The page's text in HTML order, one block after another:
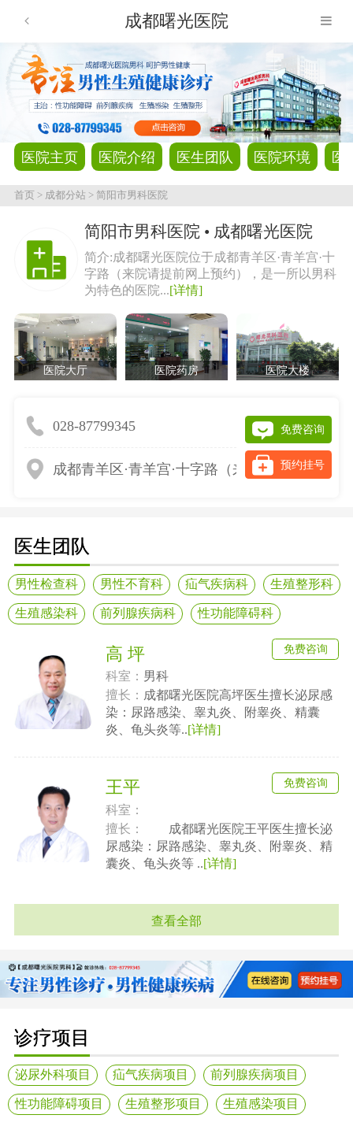
成都曙光医院
医院主页 医院介绍 医生团队 医院环境 医
首页> 成都分站 > 简阳市男科医院
简阳市男科医院 • 成都曙光医院
简介:成都曙光医院位于成都青羊区·青羊宫·十
字路（来院请提前网上预约），是一所以男科
为特色的医院...[详情]
医院大厅 医院药房 医院大楼
028-87799345
成都青羊区·青羊宫·十字路（来院请提前网上预
免费咨询
预约挂号
医生团队
男性检查科 男性不育科 疝气疾病科 生殖整形科
生殖感染科 前列腺疾病科 性功能障碍科
高 坪
科室： 男科
擅长： 成都曙光医院高坪医生擅长泌尿感
染：尿路感染、睾丸炎、附睾炎、精囊
炎、龟头炎等..[详情]
免费咨询
王平
科室：
擅长：
成都曙光医院王平医生擅长泌
尿感染：尿路感染、睾丸炎、附睾炎、精
囊炎、龟头炎等 ..[详情]
免费咨询
查看全部
诊疗项目
泌尿外科项目 疝气疾病项目 前列腺疾病项目
性功能障碍项目 生殖整形项目 生殖感染项目